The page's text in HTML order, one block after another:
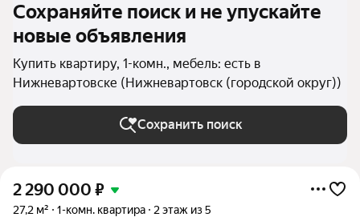
Сохраняйте поиск и не упускайте
новые объявления
Купить квартиру, 1-комн., мебель: есть в
Нижневартовске (Нижневартовск (городской округ))
Сохранить поиск
2 290 000 ₽
27,2 м² 1-комн. квартира 2 этаж из 5